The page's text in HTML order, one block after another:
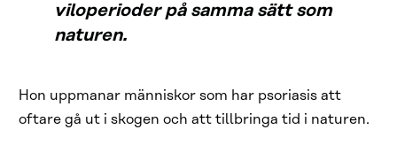
viloperioder på samma sätt som
naturen.
Hon uppmanar människor som har psoriasis att
oftare gå ut i skogen och att tillbringa tid i naturen.